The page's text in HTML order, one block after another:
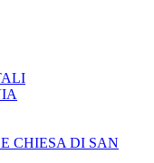
CHIESA DI SAN